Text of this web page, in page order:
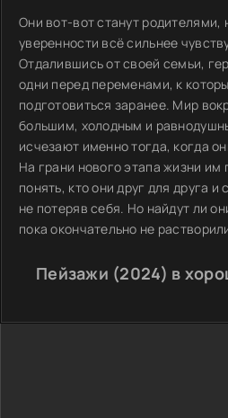
Они вот-вот станут родителями,
уверенности всё сильнее
Отдалившись от своей семьи,
одни перед переменами, к
подготовиться заранее. Мир
большим, холодным и
исчезают именно тогда, когда
На грани нового этапа жизни им
понять, кто они друг для друга и
не потеряв себя. Но найдут ли
пока окончательно не
Пейзажи (2024) в